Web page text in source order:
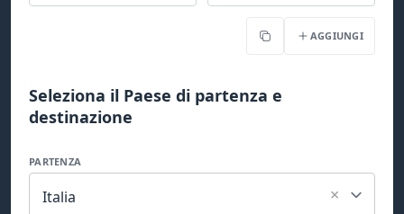
Copia AGGIUNGI
Seleziona il Paese di partenza e
destinazione
PARTENZA
Italia ×